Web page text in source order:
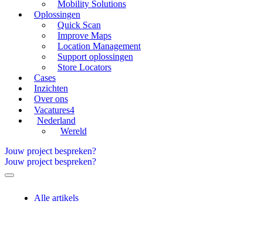
Mobility Solutions
Oplossingen
Quick Scan
Improve Maps
Location Management
Support oplossingen
Store Locators
Cases
Inzichten
Over ons
Vacatures4
Nederland
Wereld
Jouw project bespreken?
Jouw project bespreken?
Alle artikels